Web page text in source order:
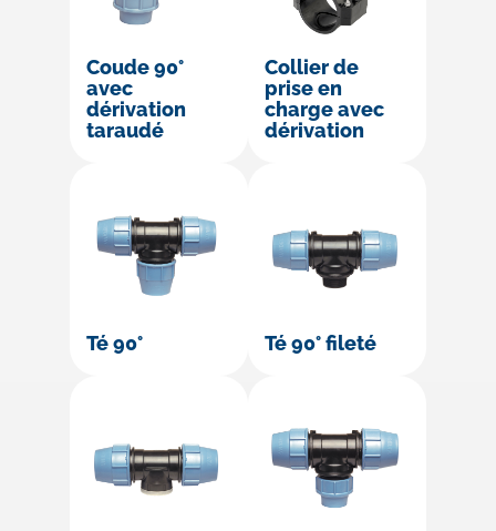
Coude 90°
avec
dérivation
taraudé
Collier de
prise en
charge avec
dérivation
Té 90° Té 90° fileté